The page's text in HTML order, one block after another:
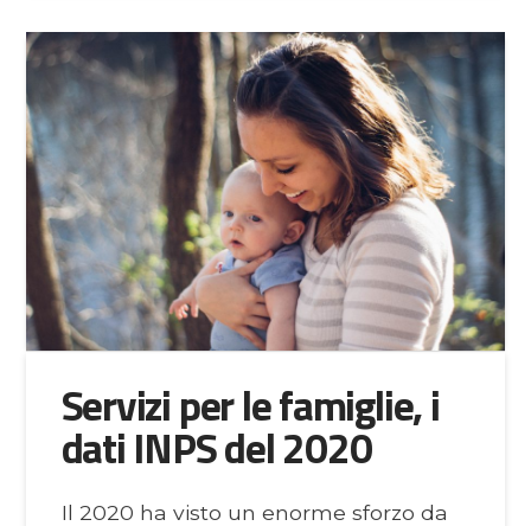
Servizi per le famiglie, i
dati INPS del 2020
Il 2020 ha visto un enorme sforzo da